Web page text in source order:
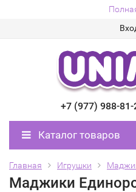
+7 (977) 988-81-
Каталог товаров
Главная Игрушки
Маджики